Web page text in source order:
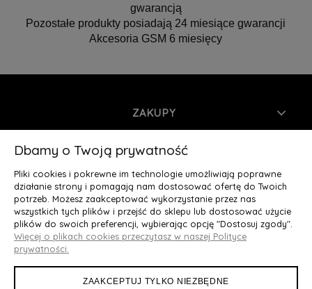
gwarancją
Pozostałe produkty posiadają 24 miesiące gwarancji
Akcesoria GSM 6 miesięcy
ZAKUPY
INFORMACJE
MOJE KONTO
O NAS
Deluxury.pl
Dbamy o Twoją prywatność
Pliki cookies i pokrewne im technologie umożliwiają poprawne
działanie strony i pomagają nam dostosować ofertę do Twoich
potrzeb. Możesz zaakceptować wykorzystanie przez nas
wszystkich tych plików i przejść do sklepu lub dostosować użycie
plików do swoich preferencji, wybierając opcję "Dostosuj zgody".
Więcej o plikach cookies przeczytasz w naszej Polityce
prywatności.
ZAAKCEPTUJ TYLKO NIEZBĘDNE